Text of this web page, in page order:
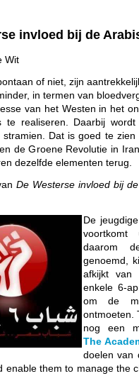
invloed bij de
Wit
of niet, zijn
in termen van
van het Westen in het
te realiseren. Daarbij
stramien. Dat is goed te
de Groene Revolutie in
dezelfde elementen terug.
De Westerse invloed bij
De
daarom
genoemd,
afkijkt
enkele 6-
om de
ontmoeten.
nog een
The
doelen van
enable them to manage the